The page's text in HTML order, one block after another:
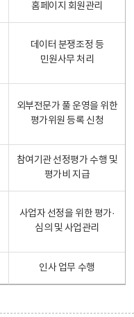
홈페이지 회원관리
데이터 분쟁조정 등
민원사무 처리
외부전문가 풀 운영을 위한
평가위원 등록 신청
참여기관 선정평가 수행 및
평가비 지급
사업자 선정을 위한 평가·
심의 및 사업관리
인사 업무 수행